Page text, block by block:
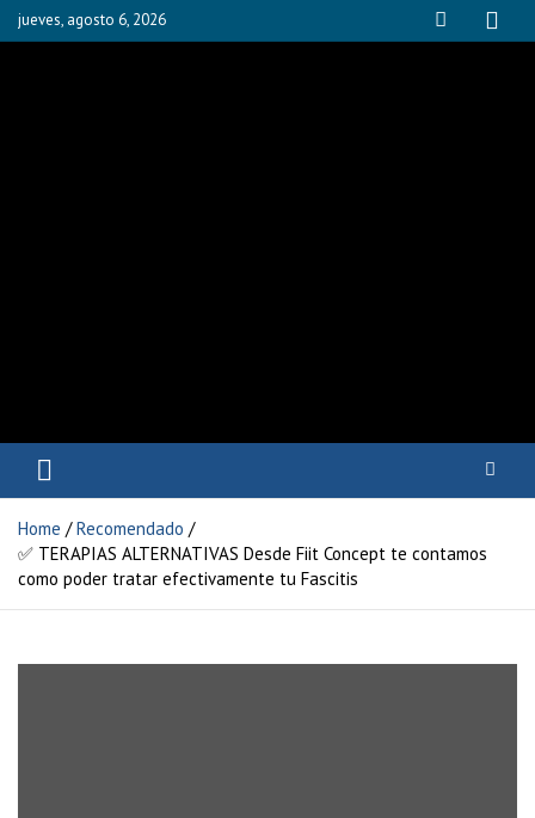
jueves, agosto 6, 2026
Home
Recomendado
✅ TERAPIAS ALTERNATIVAS Desde Fiit Concept te contamos
como poder tratar efectivamente tu Fascitis